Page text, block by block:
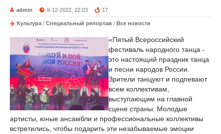
admin 9-12-2022, 22:03 17
Культура / Специальный репортаж / Все новости
«Пятый Всероссийский
фестиваль народного танца -
это настоящий праздник танца
и песни народов России.
Зрители танцуют и подпевают
всем коллективам,
выступающим на главной
сцене страны. Молодые
артисты, юные ансамбли и профессиональные коллективы
встретились, чтобы подарить эти незабываемые эмоции